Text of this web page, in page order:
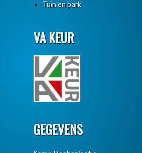
Tuin en park
VA KEUR
GEGEVENS